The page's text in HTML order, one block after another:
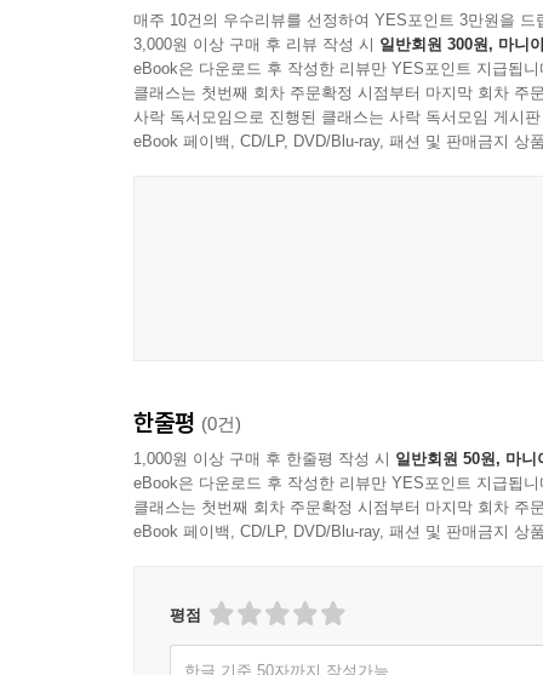
『차이와 차별』은 우리가 세상을 바라보는 따
이해하도록 도와주지요. 그 다름을 틀린 것이 아
마음을 헤아려 보고, 서로의 이야기에 귀 기울이
존중하는 마음을 통해, 서로를 조금 더 다정하게
매주 10건의 우수리뷰를 선정하여 YES포인트 3만원을 드
3,000원 이상 구매 후 리뷰 작성 시 일반회원 300원, 마니
eBook은 다운로드 후 작성한 리뷰만 YES포인트 지급됩니
클래스는 첫번째 회차 주문확정 시점부터 마지막 회차 주
사락 독서모임으로 진행된 클래스는 사락 독서모임 게시
eBook 페이백, CD/LP, DVD/Blu-ray, 패션 및 판매금지 상
한줄평 (0건)
1,000원 이상 구매 후 한줄평 작성 시 일반회원 50원, 마니
eBook은 다운로드 후 작성한 리뷰만 YES포인트 지급됩니
클래스는 첫번째 회차 주문확정 시점부터 마지막 회차 주
eBook 페이백, CD/LP, DVD/Blu-ray, 패션 및 판매금지 상
평점
한글 기준 50자까지 작성가능